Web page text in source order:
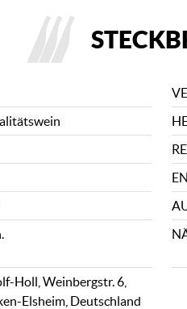
Holl, Weinbergstr. 6,
Elsheim, Deutschland